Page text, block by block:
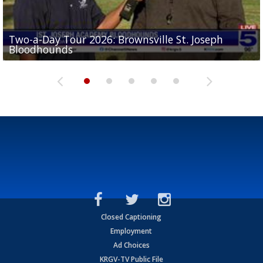
Two-a-Day Tour 2026: Brownsville St. Joseph
Bloodhounds
Two-a-Day Tour 2026: St. Joseph Academy
Bloodhounds
Two-a-Day Tour 2026: Sharyland Rattlers
Sit-down interview with UTRGV wide receiver
Tavian Cord
Two-a-Day Tour 2026: Raymondville Bearkats
Closed Captioning
Employment
Ad Choices
KRGV-TV Public File